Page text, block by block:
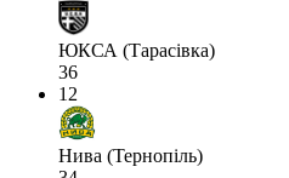
ЮКСА (Тарасівка)
36
12
Нива (Тернопіль)